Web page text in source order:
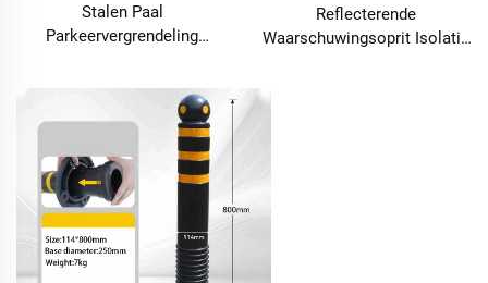
Stalen Paal
Parkeervergrendeling
Uitneembare Paal
Reflecterende
Waarschuwingsoprit Isolatie